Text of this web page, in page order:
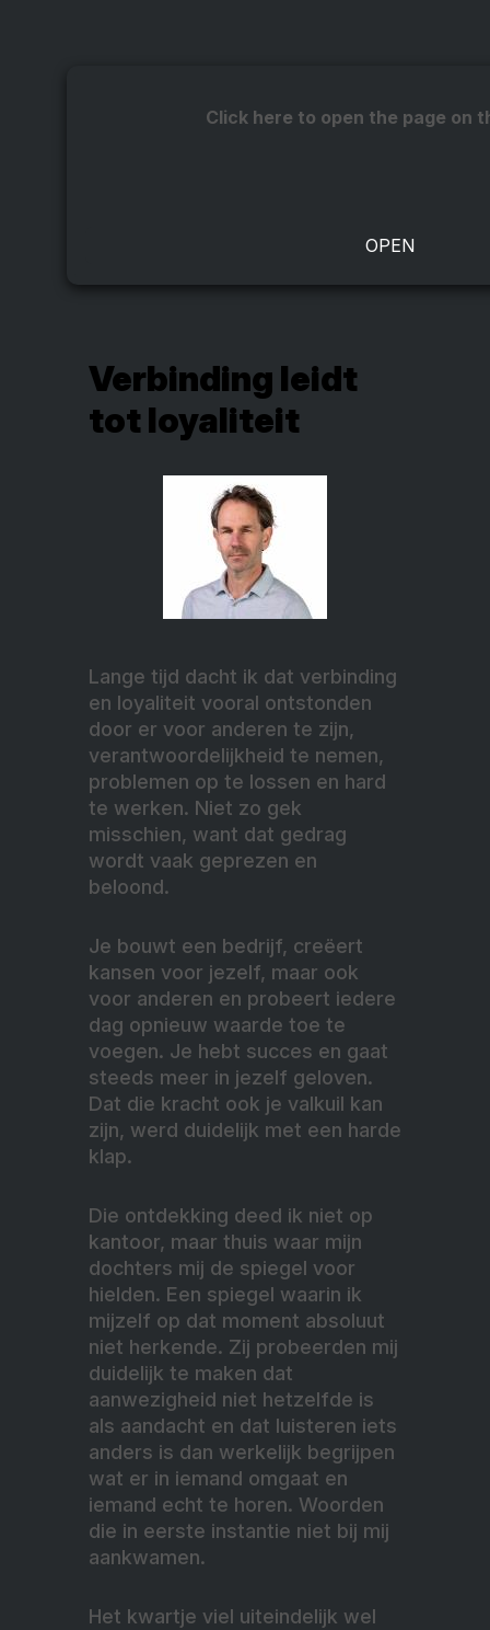
Click here to open the page on
Verbinding leidt
tot loyaliteit
Lange tijd dacht ik dat verbinding
en loyaliteit vooral ontstonden
door er voor anderen te zijn,
verantwoordelijkheid te nemen,
problemen op te lossen en hard
te werken. Niet zo gek
misschien, want dat gedrag
wordt vaak geprezen en
beloond.
Je bouwt een bedrijf, creëert
kansen voor jezelf, maar ook
voor anderen en probeert iedere
dag opnieuw waarde toe te
voegen. Je hebt succes en gaat
steeds meer in jezelf geloven.
Dat die kracht ook je valkuil kan
zijn, werd duidelijk met een harde
klap.
Die ontdekking deed ik niet op
kantoor, maar thuis waar mijn
dochters mij de spiegel voor
hielden. Een spiegel waarin ik
mijzelf op dat moment absoluut
niet herkende. Zij probeerden mij
duidelijk te maken dat
aanwezigheid niet hetzelfde is
als aandacht en dat luisteren iets
anders is dan werkelijk begrijpen
wat er in iemand omgaat en
iemand echt te horen. Woorden
die in eerste instantie niet bij mij
aankwamen.
Het kwartje viel uiteindelijk wel